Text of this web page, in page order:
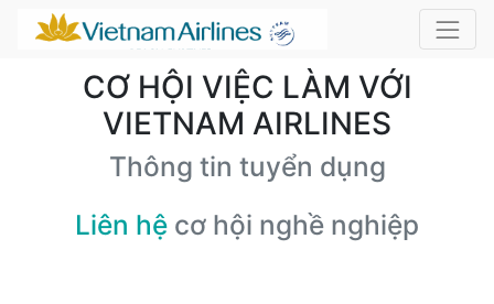
CƠ HỘI VIỆC LÀM VỚI
VIETNAM AIRLINES
Thông tin tuyển dụng
Liên hệ cơ hội nghề nghiệp